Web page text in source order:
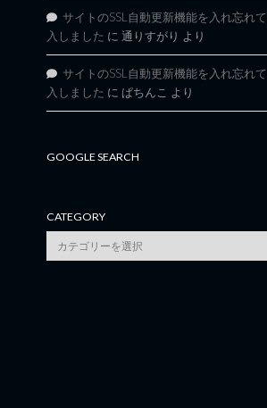
サイトのSSL自動更新機能を入れ忘れ
入しました に 通りすがり より
サイトのSSL自動更新機能を入れ忘れ
入しました に ぱちんこ より
GOOGLE SEARCH
CATEGORY
category